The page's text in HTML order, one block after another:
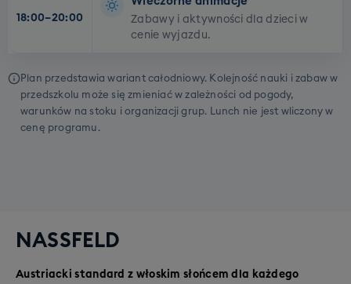
18:00–20:00
Zabawy i aktywności dla dzieci w
cenie wyjazdu.
Plan przedstawia wariant całodniowy. Kolejność nauki i zabaw w
przedszkolu może się zmieniać w zależności od pogody,
warunków na stoku i organizacji grup. Lunch nie jest wliczony w
cenę programu.
NASSFELD
Austriacki standard z włoskim słońcem dla każdego